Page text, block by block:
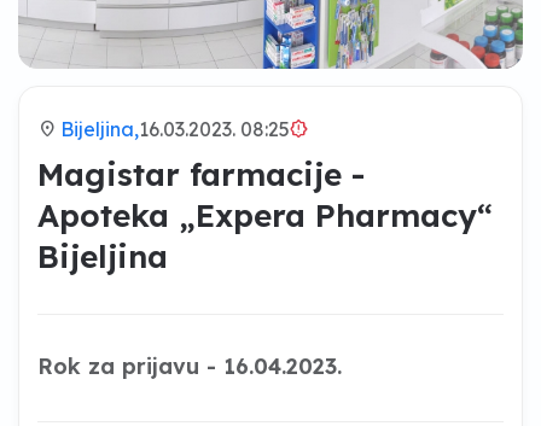
location_on Bijeljina,16.03.2023. 08:25brightness_alert
Magistar farmacije -
Apoteka „Expera Pharmacy“
Bijeljina
Rok za prijavu - 16.04.2023.